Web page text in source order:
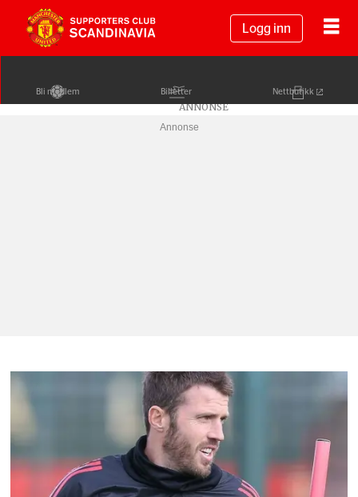
Logg inn
Bli medlem Billetter Nettbutikk
Annonse